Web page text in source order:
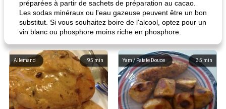
préparées à partir de sachets de préparation au cacao.
Les sodas minéraux ou l'eau gazeuse peuvent être un bon
substitut. Si vous souhaitez boire de l'alcool, optez pour un
vin blanc ou phosphore moins riche en phosphore.
95 min
Allemand 35 min
Yam / Patate Douce